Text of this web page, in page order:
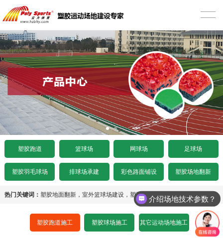
塑胶跑道 篮球场 网球场 足球场
塑胶羽毛球场 排球场承建 彩色路面铺设 塑胶场地翻新
热门关键词： 塑胶地面翻新， 室外篮球场建设， 塑胶网球场改造
塑胶跑道施工 塑胶球场施工 其它运动场地施工
首页
塑胶跑道
混合型塑胶跑道
透气型塑胶跑道
预制型塑胶跑道
施工案例
沥青基础要求
招标文件下载
篮球场
硅PU篮球场
EPDM篮球场
室内木地板篮球场
水泥基础要求
沥青基础要求
网球场
丙烯酸网球场
硅PU网球场
人造草坪网球场
施工案例
水泥基础要求
足球场
人造草足球场
悬浮拼装足球场
施工案例
工程项目
塑胶球场施工
其它运动场地施工
介绍场地技术参数？